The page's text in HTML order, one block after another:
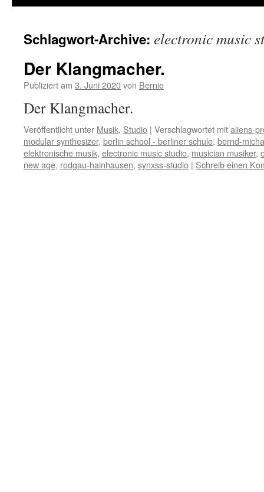
Schlagwort-Archive: electronic music
Der Klangmacher.
Publiziert am 3. Juni 2020von Bernie
Der Klangmacher.
Veröffentlicht unter Musik, Studio | Verschlagwortet mitaliens-
modular synthesizer, berlin school - berliner schule, bernd-
elektronische musik, electronic music studio, musician musiker,
new age, rodgau-hainhausen, synxss-studio | Schreib einen